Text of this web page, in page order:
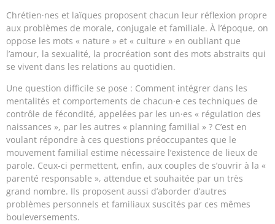
Chrétien·nes et laïques proposent chacun leur réflexion propre
aux problèmes de morale, conjugale et familiale. À l’époque, on
oppose les mots « nature » et « culture » en oubliant que
l’amour, la sexualité, la procréation sont des mots abstraits qui
se vivent dans les relations au quotidien.
Une question difficile se pose : Comment intégrer dans les
mentalités et comportements de chacun·e ces techniques de
contrôle de fécondité, appelées par les un·es « régulation des
naissances », par les autres « planning familial » ? C’est en
voulant répondre à ces questions préoccupantes que le
mouvement familial estime nécessaire l’existence de lieux de
parole. Ceux-ci permettent, enfin, aux couples de s’ouvrir à la «
parenté responsable », attendue et souhaitée par un très
grand nombre. Ils proposent aussi d’aborder d’autres
problèmes personnels et familiaux suscités par ces mêmes
bouleversements.